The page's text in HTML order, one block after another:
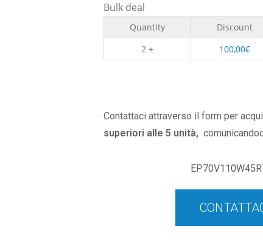
Bulk deal
Quantity Discount
2 +
100,00€
Contattaci attraverso il form per
superiori alle 5 unità,